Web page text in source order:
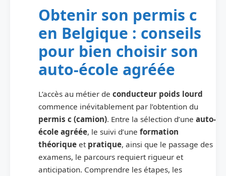
Obtenir son permis c
en Belgique : conseils
pour bien choisir son
auto-école agréée
L’accès au métier de conducteur poids lourd
commence inévitablement par l’obtention du
permis c (camion). Entre la sélection d’une auto-
école agréée, le suivi d’une formation
théorique et pratique, ainsi que le passage des
examens, le parcours requiert rigueur et
anticipation. Comprendre les étapes, les